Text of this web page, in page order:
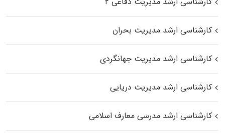
کارشناسی ارشد مدیریت بحران
کارشناسی ارشد مدیریت جهانگردی
کارشناسی ارشد مدیریت دریایی
کارشناسی ارشد مدرسی معارف اسلامی